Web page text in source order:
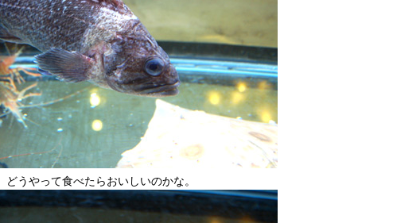
どうやって食べたらおいしいのかな。